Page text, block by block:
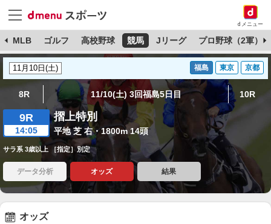
dメニュー
MLB ゴルフ 高校野球 競馬 Jリーグ プロ野球（2軍）
福島 東京 京都
8R 11/10(土) 3回福島5日目 10R
9R
14:05
摺上特別
平地 芝 右・1800m 14頭
サラ系 3歳以上 ［指定］別定
データ分析 オッズ 結果
オッズ